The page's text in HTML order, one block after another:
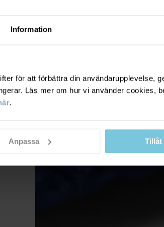
Information
för att förbättra din användarupplevelse,
Läs mer om hur vi använder cookies,
.
Anpassa Tillåt